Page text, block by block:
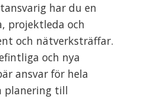
har du en
projektleda och
och nätverksträffar.
och nya
ansvar för hela
planering till